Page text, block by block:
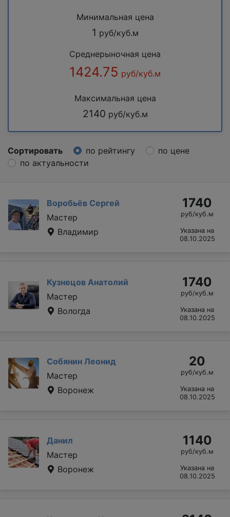
Минимальная цена
1 руб/куб.м
Среднерыночная цена
1424.75 руб/куб.м
Максимальная цена
2140 руб/куб.м
Сортировать по рейтингу
по цене
по актуальности
Воробьёв Сергей
Мастер
Владимир
1740
руб/куб.м
Указана на
08.10.2025
Кузнецов Анатолий
Мастер
Вологда
1740
руб/куб.м
Указана на
08.10.2025
Собянин Леонид
Мастер
Воронеж
20
руб/куб.м
Указана на
08.10.2025
Данил
Мастер
Воронеж
1140
руб/куб.м
Указана на
08.10.2025